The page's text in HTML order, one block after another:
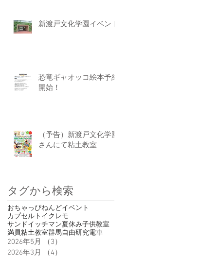
新渡戸文化学園イベント
恐竜ギャオッコ絵本予約
開始！
（予告）新渡戸文化学園
さんにて粘土教室
タグから検索
2026年5月 （3）
2026年3月
（4）
おちゃっぴねんどイベント
カプセルトイクレモ
サンドイッチマン夏休み子供教室
満員粘土教室群馬自由研究電車